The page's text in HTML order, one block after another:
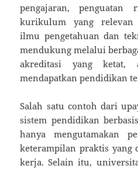
pengajaran, penguatan
kurikulum yang relevan
ilmu pengetahuan dan
mendukung melalui
akreditasi yang ketat,
mendapatkan pendidikan
Salah satu contoh dari
sistem pendidikan
hanya mengutamakan
keterampilan praktis yang
kerja. Selain itu,